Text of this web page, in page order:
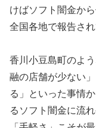
けばソフト闇金か
全国各地で報告され
香川小豆島町のよ
融の店舗が少ない
る」といった事情
るソフト闇金に流